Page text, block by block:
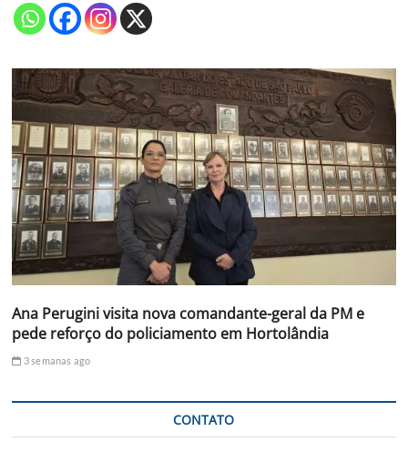
Ana Perugini visita nova comandante-geral da PM e
pede reforço do policiamento em Hortolândia
3 semanas ago
CONTATO